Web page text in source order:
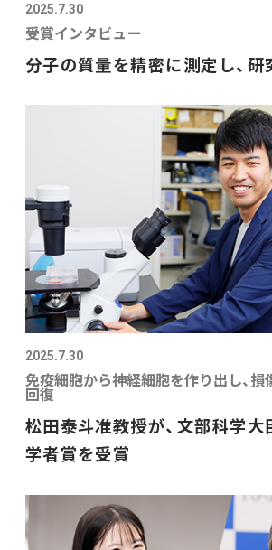
2025.7.30
受賞インタビュー
分子の質量を精密に測定し、研
2025.7.30
免疫細胞から神経細胞を作り出し、損
回復
松田泰斗准教授が、文部科学
学者賞を受賞